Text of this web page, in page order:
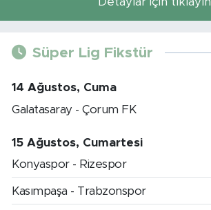
Süper Lig Fikstür
14 Ağustos, Cuma
Galatasaray - Çorum FK
15 Ağustos, Cumartesi
Konyaspor - Rizespor
Kasımpaşa - Trabzonspor